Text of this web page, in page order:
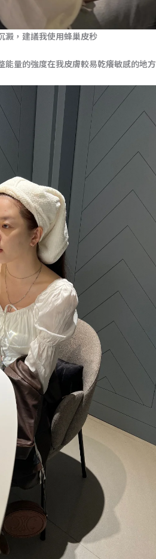
澱，建議我使用蜂巢皮秒
量的強度在我皮膚較易乾癢敏感的地方